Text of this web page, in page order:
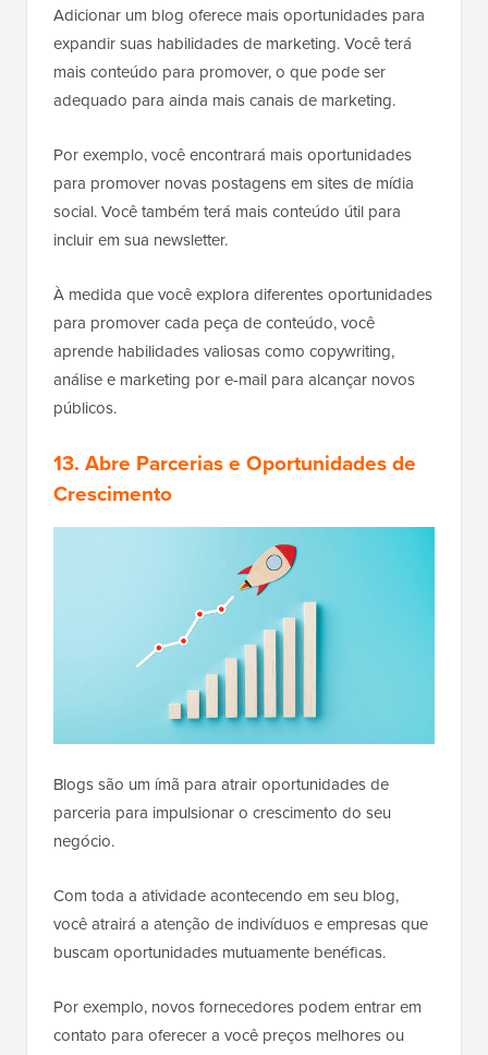
Adicionar um blog oferece mais oportunidades para
expandir suas habilidades de marketing. Você terá
mais conteúdo para promover, o que pode ser
adequado para ainda mais canais de marketing.
Por exemplo, você encontrará mais oportunidades
para promover novas postagens em sites de mídia
social. Você também terá mais conteúdo útil para
incluir em sua newsletter.
À medida que você explora diferentes oportunidades
para promover cada peça de conteúdo, você
aprende habilidades valiosas como copywriting,
análise e marketing por e-mail para alcançar novos
públicos.
13. Abre Parcerias e Oportunidades de
Crescimento
Blogs são um ímã para atrair oportunidades de
parceria para impulsionar o crescimento do seu
negócio.
Com toda a atividade acontecendo em seu blog,
você atrairá a atenção de indivíduos e empresas que
buscam oportunidades mutuamente benéficas.
Por exemplo, novos fornecedores podem entrar em
contato para oferecer a você preços melhores ou